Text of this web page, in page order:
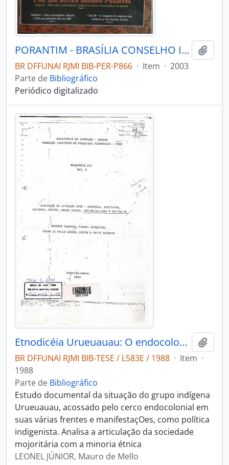
PORANTIM - BRASÍLIA CONSELHO INDIGENISTA MISSIONÁRIO - 2003 - Nº252
BR DFFUNAI RJMI BIB-PER-P866 · Item · 2003
Parte de Bibliográfico
Periódico digitalizado
Etnodicéia Urueuauau: O endocolonialismo e os índios no centro de rondonia; o direito à diferença e à preservação ambiental
BR DFFUNAI RJMI BIB-TESE / L583E / 1988 · Item ·
1988
Parte de Bibliográfico
Estudo documental da situação do grupo indígena
Urueuauau, acossado pelo cerco endocolonial em
suas várias frentes e manifestaçOes, como política
indigenista. Analisa a articulação da sociedade
mojoritária com a minoria étnica
LEONEL JÚNIOR, Mauro de Mello